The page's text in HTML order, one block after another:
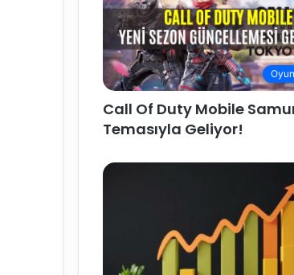
Call Of Duty Mobile
Temasıyla Geliyor!